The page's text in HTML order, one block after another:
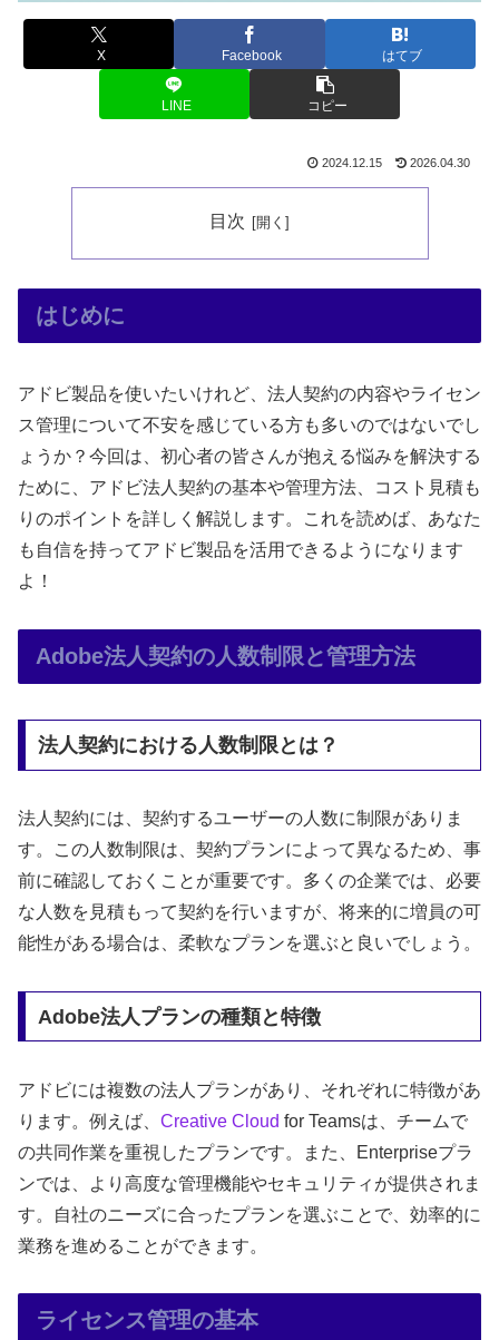
X Facebook はてブ
LINE コピー
2024.12.15 2026.04.30
目次
はじめに
アドビ製品を使いたいけれど、法人契約の内容やライセン
ス管理について不安を感じている方も多いのではないでし
ょうか？今回は、初心者の皆さんが抱える悩みを解決する
ために、アドビ法人契約の基本や管理方法、コスト見積も
りのポイントを詳しく解説します。これを読めば、あなた
も自信を持ってアドビ製品を活用できるようになります
よ！
Adobe法人契約の人数制限と管理方法
法人契約における人数制限とは？
法人契約には、契約するユーザーの人数に制限がありま
す。この人数制限は、契約プランによって異なるため、事
前に確認しておくことが重要です。多くの企業では、必要
な人数を見積もって契約を行いますが、将来的に増員の可
能性がある場合は、柔軟なプランを選ぶと良いでしょう。
Adobe法人プランの種類と特徴
アドビには複数の法人プランがあり、それぞれに特徴があ
ります。例えば、 Creative Cloud for Teamsは、チームで
の共同作業を重視したプランです。また、Enterpriseプラ
ンでは、より高度な管理機能やセキュリティが提供されま
す。自社のニーズに合ったプランを選ぶことで、効率的に
業務を進めることができます。
ライセンス管理の基本